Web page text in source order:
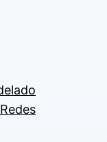
Redes